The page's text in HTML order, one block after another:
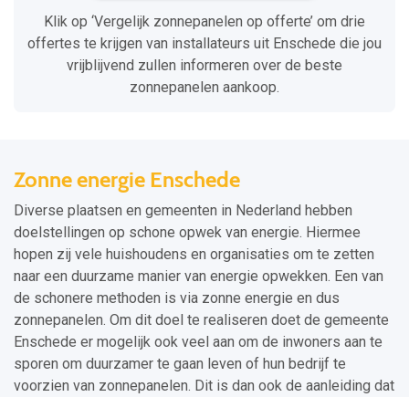
Klik op ‘Vergelijk zonnepanelen op offerte’ om drie
offertes te krijgen van installateurs uit Enschede die jou
vrijblijvend zullen informeren over de beste
zonnepanelen aankoop.
Zonne energie Enschede
Diverse plaatsen en gemeenten in Nederland hebben
doelstellingen op schone opwek van energie. Hiermee
hopen zij vele huishoudens en organisaties om te zetten
naar een duurzame manier van energie opwekken. Een van
de schonere methoden is via zonne energie en dus
zonnepanelen. Om dit doel te realiseren doet de gemeente
Enschede er mogelijk ook veel aan om de inwoners aan te
sporen om duurzamer te gaan leven of hun bedrijf te
voorzien van zonnepanelen. Dit is dan ook de aanleiding dat